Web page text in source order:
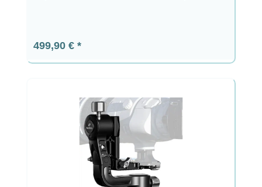
Prix régulier :
499,90 €